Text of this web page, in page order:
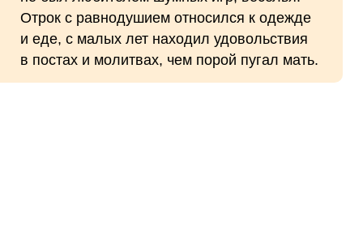
Отрок с равнодушием относился к одежде
и еде, с малых лет находил удовольствия
в постах и молитвах, чем порой пугал мать.